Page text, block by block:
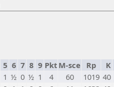
5 6 7 8 9 Pkt M-sce Rp K
1 ½ 0 ½ 1 4 60 1019 40